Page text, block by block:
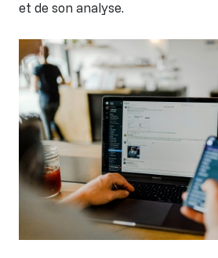
et de son analyse.
Image